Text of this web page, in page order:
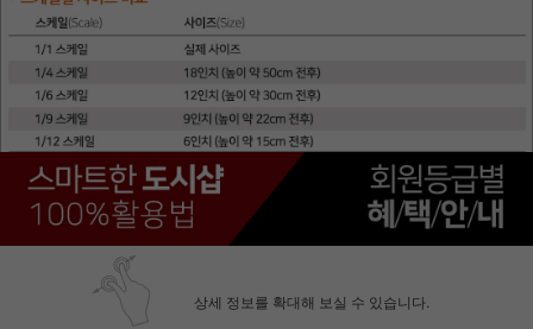
상세 정보를 확대해 보실 수 있습니다.